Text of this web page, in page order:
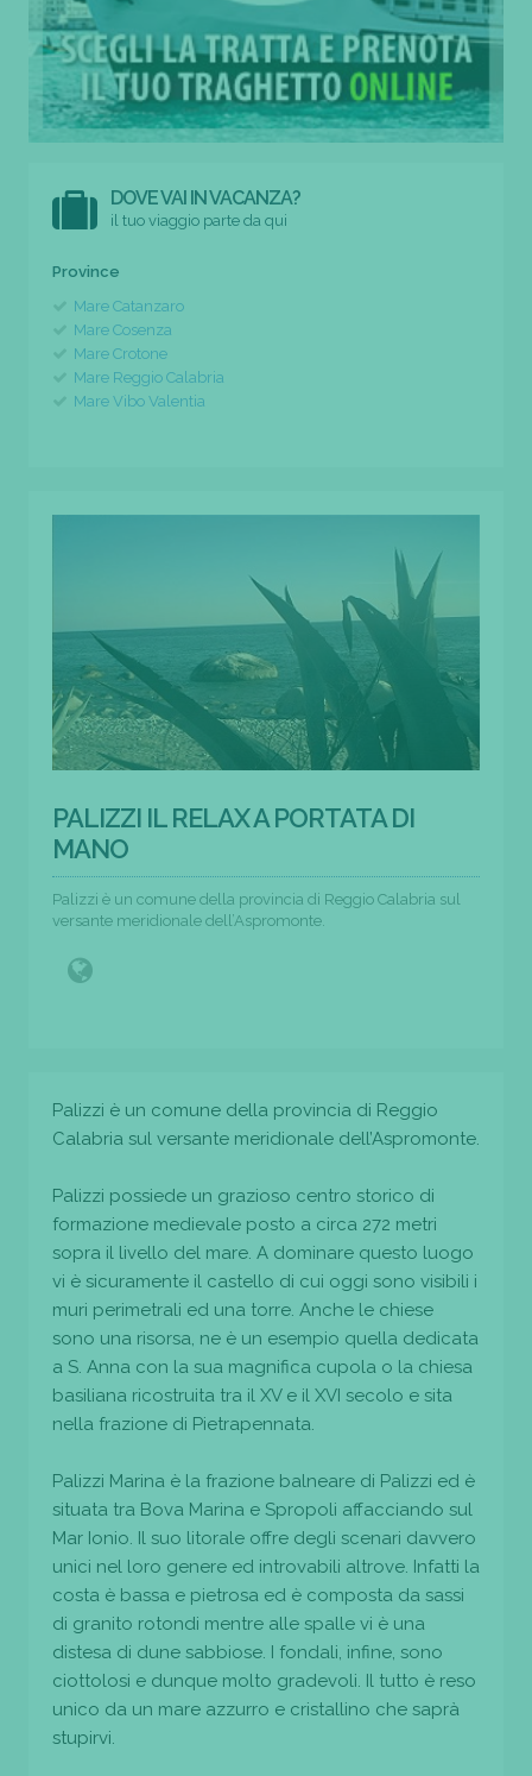
DOVE VAI IN VACANZA?
il tuo viaggio parte da qui
Province
Mare Catanzaro
Mare Cosenza
Mare Crotone
Mare Reggio Calabria
Mare Vibo Valentia
PALIZZI IL RELAX A PORTATA DI
MANO
Palizzi è un comune della provincia di Reggio Calabria sul
versante meridionale dell’Aspromonte.
Palizzi è un comune della provincia di Reggio
Calabria sul versante meridionale dell’Aspromonte.
Palizzi possiede un grazioso centro storico di
formazione medievale posto a circa 272 metri
sopra il livello del mare. A dominare questo luogo
vi è sicuramente il castello di cui oggi sono visibili i
muri perimetrali ed una torre. Anche le chiese
sono una risorsa, ne è un esempio quella dedicata
a S. Anna con la sua magnifica cupola o la chiesa
basiliana ricostruita tra il XV e il XVI secolo e sita
nella frazione di Pietrapennata.
Palizzi Marina è la frazione balneare di Palizzi ed è
situata tra Bova Marina e Spropoli affacciando sul
Mar Ionio. Il suo litorale offre degli scenari davvero
unici nel loro genere ed introvabili altrove. Infatti la
costa è bassa e pietrosa ed è composta da sassi
di granito rotondi mentre alle spalle vi è una
distesa di dune sabbiose. I fondali, infine, sono
ciottolosi e dunque molto gradevoli. Il tutto è reso
unico da un mare azzurro e cristallino che saprà
stupirvi.